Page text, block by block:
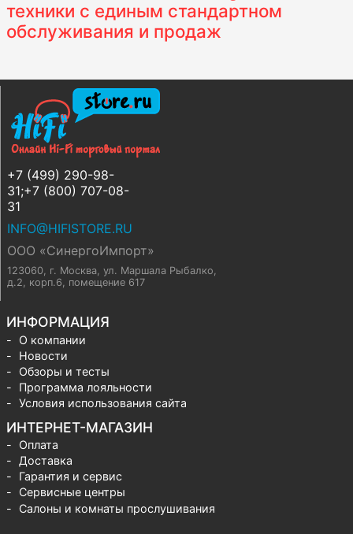
техники с единым стандартном
обслуживания и продаж
+7 (499) 290-98-
31;+7 (800) 707-08-
31
INFO@HIFISTORE.RU
ООО «СинергоИмпорт»
123060, г. Москва, ул. Маршала Рыбалко,
д.2, корп.6, помещение 617
ИНФОРМАЦИЯ
О компании
Новости
Обзоры и тесты
Программа лояльности
Условия использования сайта
ИНТЕРНЕТ-МАГАЗИН
Оплата
Доставка
Гарантия и сервис
Сервисные центры
Салоны и комнаты прослушивания